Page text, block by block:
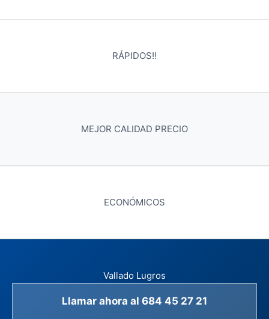
RÁPIDOS!!
MEJOR CALIDAD PRECIO
ECONÓMICOS
Vallado Lugros
Llamar ahora al 684 45 27 21